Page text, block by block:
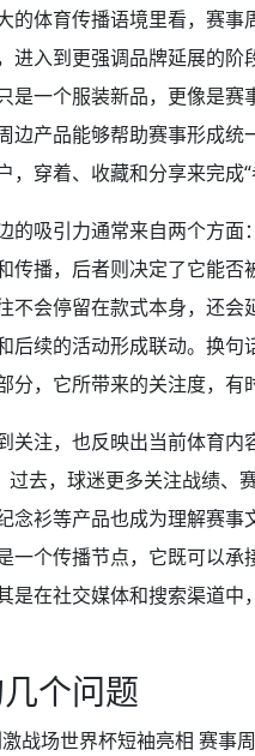
的体育传播语境里看，赛
进入到更强调品牌延展的
是一个服装新品，更像是
边产品能够帮助赛事形成
穿着、收藏和分享来完成“
的吸引力通常来自两个方
传播，后者则决定了它能
不会停留在款式本身，还
后续的活动形成联动。换句
分，它所带来的关注度，有
关注，也反映出当前体育
过去，球迷更多关注战绩、
念衫等产品也成为理解赛
一个传播节点，它既可以
在社交媒体和搜索渠道中
个问题
战场世界杯短袖亮相 赛事